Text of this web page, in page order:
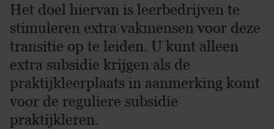
Het doel hiervan is leerbedrijven te
stimuleren extra vakmensen voor deze
transitie op te leiden. U kunt alleen
extra subsidie krijgen als de
praktijkleerplaats in aanmerking komt
voor de reguliere subsidie
praktijkleren.